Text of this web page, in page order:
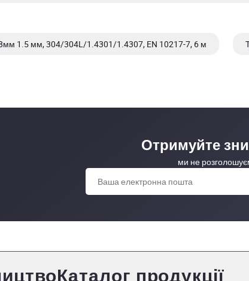
1.5 мм, 304/304L/1.4301/1.4307, EN 10217-7, 6 м
Отримуйте
ми не
Каталог продукції